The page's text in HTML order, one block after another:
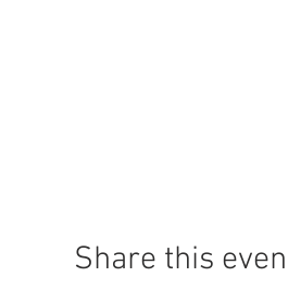
Share this